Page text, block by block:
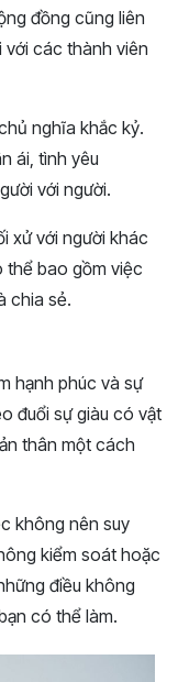
đồng cũng liên
với các thành viên
nghĩa khắc kỷ.
ái, tình yêu
với người.
xử với người khác
thể bao gồm việc
chia sẻ.
hạnh phúc và sự
đuổi sự giàu có vật
thân một cách
không nên suy
kiểm soát hoặc
điều không
có thể làm.